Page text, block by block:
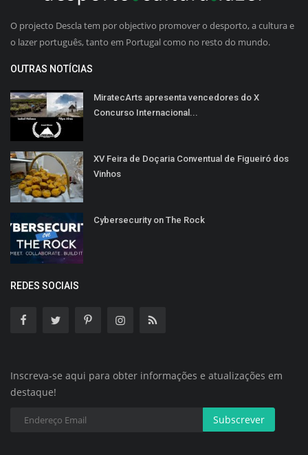
O projecto Descla tem por objectivo promover o desporto, a cultura e
o lazer português, tanto em Portugal como no resto do mundo.
OUTRAS NOTÍCIAS
MiratecArts apresenta vencedores do X
Concurso Internacional...
XV Feira de Doçaria Conventual de Figueiró dos
Vinhos
Cybersecurity on The Rock
REDES SOCIAIS
Inscreva-se aqui para obter informações e atualizações em
destaque!
Subscrever